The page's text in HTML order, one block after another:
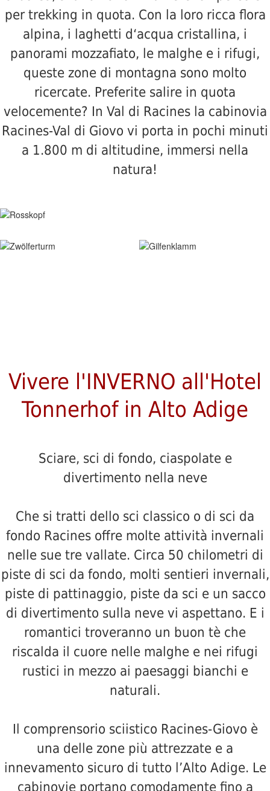
per trekking in quota. Con la loro ricca flora
alpina, i laghetti d‘acqua cristallina, i
panorami mozzafiato, le malghe e i rifugi,
queste zone di montagna sono molto
ricercate. Preferite salire in quota
velocemente? In Val di Racines la cabinovia
Racines-Val di Giovo vi porta in pochi minuti
a 1.800 m di altitudine, immersi nella
natura!
Vivere l'INVERNO all'Hotel
Tonnerhof in Alto Adige
Sciare, sci di fondo, ciaspolate e
divertimento nella neve
Che si tratti dello sci classico o di sci da
fondo Racines offre molte attività invernali
nelle sue tre vallate. Circa 50 chilometri di
piste di sci da fondo, molti sentieri invernali,
piste di pattinaggio, piste da sci e un sacco
di divertimento sulla neve vi aspettano. E i
romantici troveranno un buon tè che
riscalda il cuore nelle malghe e nei rifugi
rustici in mezzo ai paesaggi bianchi e
naturali.
Il comprensorio sciistico Racines-Giovo è
una delle zone più attrezzate e a
innevamento sicuro di tutto l’Alto Adige. Le
cabinovie portano comodamente fino a